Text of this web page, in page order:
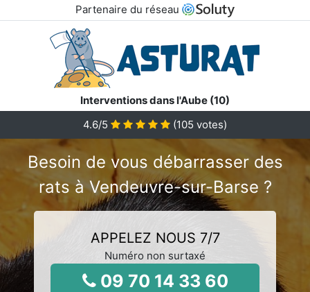
Partenaire du réseau
Interventions dans l'Aube (10)
4.6/5 (105 votes)
Besoin de vous débarrasser des
rats à Vendeuvre-sur-Barse ?
APPELEZ NOUS 7/7
Numéro non surtaxé
09 70 14 33 60